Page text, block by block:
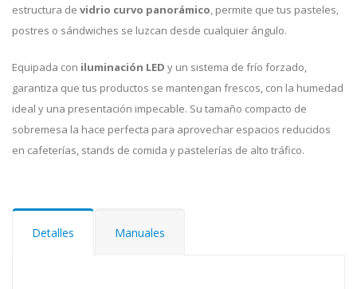
estructura de vidrio curvo panorámico , permite que tus pasteles,
postres o sándwiches se luzcan desde cualquier ángulo.
Equipada con iluminación LED y un sistema de frío forzado,
garantiza que tus productos se mantengan frescos, con la humedad
ideal y una presentación impecable. Su tamaño compacto de
sobremesa la hace perfecta para aprovechar espacios reducidos
en cafeterías, stands de comida y pastelerías de alto tráfico.
Detalles Manuales